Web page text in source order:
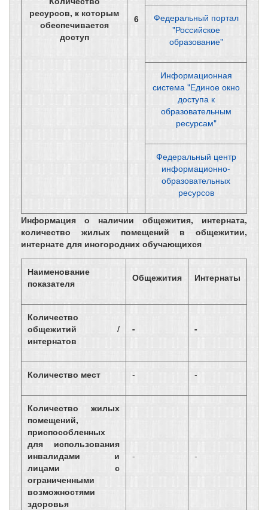
ресурсов, к которым
обеспечивается
доступ
6
Федеральный портал
"Российское
образование"
Информационная
система "Единое окно
доступа к
образовательным
ресурсам"
Федеральный центр
информационно-
образовательных
ресурсов
Информация о наличии общежития, интерната,
количество жилых помещений в общежитии,
интернате для иногородних обучающихся
Наименование
показателя
Общежития Интернаты
Количество
общежитий /
интернатов
- -
Количество мест - -
Количество жилых
помещений,
приспособленных
для использования
инвалидами и
лицами с
ограниченными
возможностями
здоровья
- -